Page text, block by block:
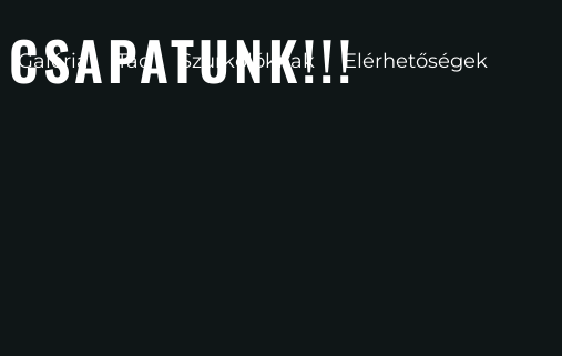
Galéria Tao Szurkolóknak Elérhetőségek